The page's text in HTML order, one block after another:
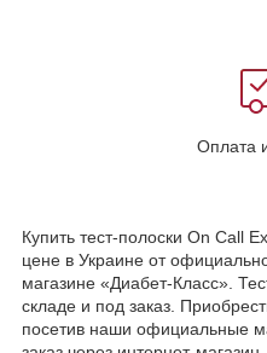
Оплата
Купить тест-полоски On Call
цене в Украине от
магазине «Диабет-Класс».
складе и под заказ.
посетив наши официальные